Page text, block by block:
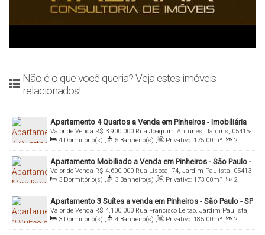
Não é o que você queria? Veja estes imóveis
relacionados!
Apartamento 4 Quartos a Venda em Pinheiros - Imobiliária
Italiana Consultoria
R$ 3.900.000
Valor de Venda
Rua Joaquim Antunes, Jardins, 05415-
011, Pinheiros, São Paulo, São Paulo, Brasil
4 Dormitório(s) , 5 Banheiro(s) , Privativo: 175.00m² ,
2
Sala(s) , 4 Suíte(s) , Total: 175.00m² , 2 Vaga(s) ,
Útil:
175.00m²
Apartamento Mobiliado a Venda em Pinheiros - São Paulo -
3 Suítes e 2 Vagas
R$ 4.600.000
Valor de Venda
Rua Lisboa, 74, Jardim Paulista, 05413-
000, Pinheiros, São Paulo, São Paulo, Brasil
3 Dormitório(s) , 3 Banheiro(s) , Privativo: 173.00m² ,
2
Sala(s) , 3 Suíte(s) , Total: 173.00m² , 2 Vaga(s) ,
Útil:
173.00m²
Apartamento 3 Suítes a venda em Pinheiros - São Paulo - SP
R$ 4.100.000
Valor de Venda
Rua Francisco Leitão, Jardim Paulista,
05414-020, Pinheiros, São Paulo, São Paulo, Brasil
3 Dormitório(s) , 4 Banheiro(s) , Privativo: 185.00m² ,
2
Sala(s) , 3 Suíte(s) , Total: 185.00m² , 2 Vaga(s) ,
Útil: